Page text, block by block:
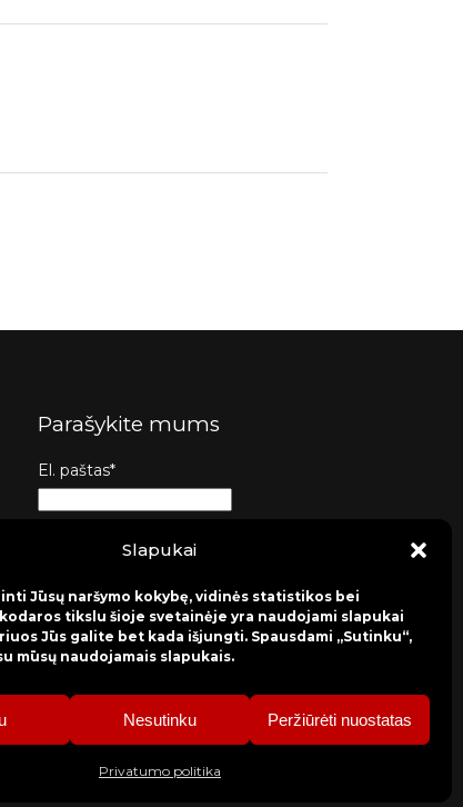
Slapukai
Jūsų naršymo kokybę, vidinės statistikos bei
tikslu šioje svetainėje yra naudojami slapukai
Jūs galite bet kada išjungti. Spausdami „Sutinku“,
mūsų naudojamais slapukais.
Nesutinku Peržiūrėti nuostatas
Privatumo politika
Parašykite mums
El. paštas*
Žinutė*